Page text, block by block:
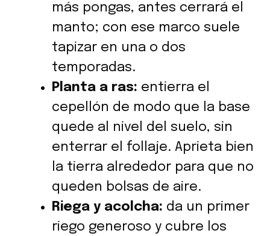
más pongas, antes cerrará el
manto; con ese marco suele
tapizar en una o dos
temporadas.
Planta a ras: entierra el
cepellón de modo que la base
quede al nivel del suelo, sin
enterrar el follaje. Aprieta bien
la tierra alrededor para que no
queden bolsas de aire.
Riega y acolcha: da un primer
riego generoso y cubre los